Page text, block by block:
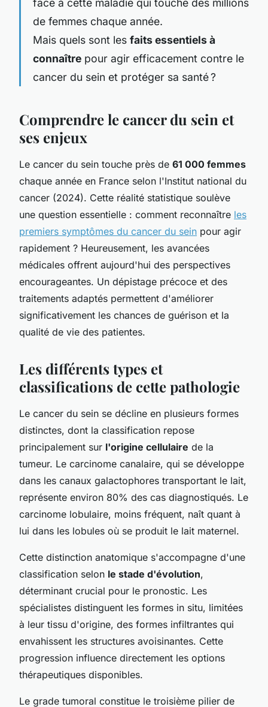
face à cette maladie qui touche des millions
de femmes chaque année.
Mais quels sont les faits essentiels à
connaître pour agir efficacement contre le
cancer du sein et protéger sa santé ?
Comprendre le cancer du sein et
ses enjeux
Le cancer du sein touche près de 61 000 femmes
chaque année en France selon l'Institut national du
cancer (2024). Cette réalité statistique soulève
une question essentielle : comment reconnaître les
premiers symptômes du cancer du sein pour agir
rapidement ? Heureusement, les avancées
médicales offrent aujourd'hui des perspectives
encourageantes. Un dépistage précoce et des
traitements adaptés permettent d'améliorer
significativement les chances de guérison et la
qualité de vie des patientes.
Les différents types et
classifications de cette pathologie
Le cancer du sein se décline en plusieurs formes
distinctes, dont la classification repose
principalement sur l'origine cellulaire de la
tumeur. Le carcinome canalaire, qui se développe
dans les canaux galactophores transportant le lait,
représente environ 80% des cas diagnostiqués. Le
carcinome lobulaire, moins fréquent, naît quant à
lui dans les lobules où se produit le lait maternel.
Cette distinction anatomique s'accompagne d'une
classification selon le stade d'évolution,
déterminant crucial pour le pronostic. Les
spécialistes distinguent les formes in situ, limitées
à leur tissu d'origine, des formes infiltrantes qui
envahissent les structures avoisinantes. Cette
progression influence directement les options
thérapeutiques disponibles.
Le grade tumoral constitue le troisième pilier de